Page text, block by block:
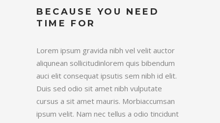
BECAUSE YOU NEED
TIME FOR
Lorem ipsum gravida nibh vel velit auctor
aliqunean sollicitudinlorem quis bibendum
auci elit consequat ipsutis sem nibh id elit.
Duis sed odio sit amet nibh vulputate
cursus a sit amet mauris. Morbiaccumsan
ipsum velit. Nam nec tellus a odio tincidunt